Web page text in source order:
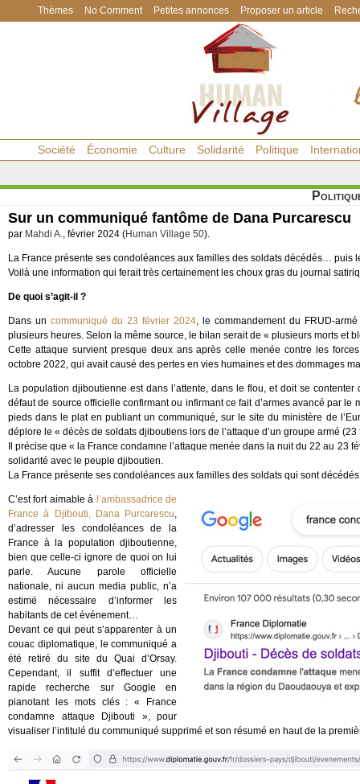
Thèmes No Comment Petites annonces Proposer un article
Société Économie Culture Solidarité Politique
Sur un communiqué fantôme de Dana Purcarescu
par Mahdi A., février 2024 (Human Village 50).
La France présente ses condoléances aux familles des soldats décédés… puis
Voilà une information qui ferait très certainement les choux gras du journal
De quoi s’agit-il ?
Dans un communiqué du 23 février 2024, le commandement du FRUD-
plusieurs heures. Selon la même source, le bilan serait de « plusieurs morts et
Cette attaque survient presque deux ans après celle menée contre les
octobre 2022, qui avait causé des pertes en vies humaines et des dommages
La population djiboutienne est dans l’attente, dans le flou, et doit se
défaut de source officielle confirmant ou infirmant ce fait d’armes avancé par
pieds dans le plat en publiant un communiqué, sur le site du ministère de
déplore le « décès de soldats djiboutiens lors de l’attaque d’un groupe armé
Il précise que « la France condamne l’attaque menée dans la nuit du 22 au
solidarité avec le peuple djiboutien.
La France présente ses condoléances aux familles des soldats qui sont
C’est fort aimable à l’ambassadrice de
France à Djibouti, Dana Purcarescu,
d’adresser les condoléances de la
France à la population djiboutienne,
bien que celle-ci ignore de quoi on lui
parle. Aucune parole officielle
nationale, ni aucun media public, n’a
estimé nécessaire d’informer les
habitants de cet événement…
Devant ce qui peut s’apparenter à un
couac diplomatique, le communiqué a
été retiré du site du Quai d’Orsay.
Cependant, il suffit d’effectuer une
rapide recherche sur Google en
pianotant les mots clés : « France
condamne attaque Djibouti », pour
visualiser l’intitulé du communiqué supprimé et son résumé en haut de la